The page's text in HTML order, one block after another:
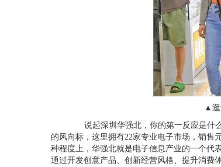
▲逛华
说起深圳华强北，你的第一反应是什
的风向标，这里拥有22家专业电子市场，销售
种程度上，华强北就是电子信息产业的一个代
通过开发创意产品、创新经营风格、提升消费